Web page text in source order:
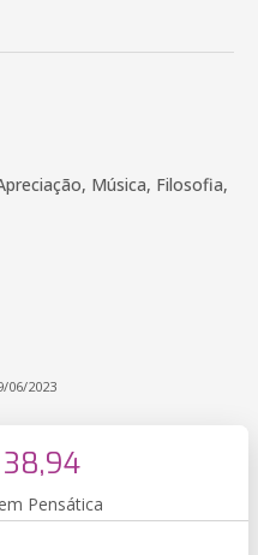
Música, Filosofia,
06/2023
38,94
Pensática